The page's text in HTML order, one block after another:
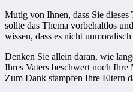
Mutig von Ihnen, dass Sie dieses
sollte das Thema vorbehaltlos und
wissen, dass es nicht
Denken Sie allein daran, wie
Ihres Vaters beschwert noch
Zum Dank stampfen Ihre Eltern